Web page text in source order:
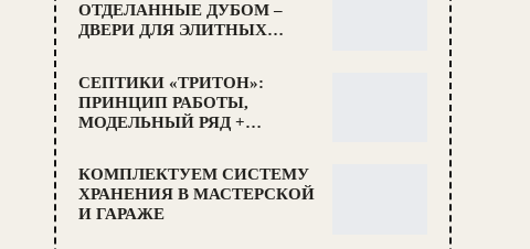
ОТДЕЛАННЫЕ ДУБОМ –
ДВЕРИ ДЛЯ ЭЛИТНЫХ…
СЕПТИКИ «ТРИТОН»:
ПРИНЦИП РАБОТЫ,
МОДЕЛЬНЫЙ РЯД +…
КОМПЛЕКТУЕМ СИСТЕМУ
ХРАНЕНИЯ В МАСТЕРСКОЙ
И ГАРАЖЕ